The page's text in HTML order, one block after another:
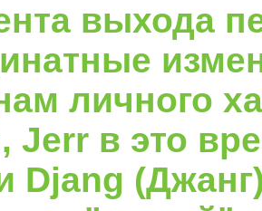
выхода
личного
Jerr в это
Djang